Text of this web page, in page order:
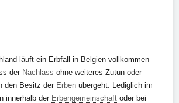
läuft ein Erbfall in Belgien vollkommen
der Nachlass ohne weiteres Zutun oder
den Besitz der Erben übergeht. Lediglich im
innerhalb der Erbengemeinschaft oder bei